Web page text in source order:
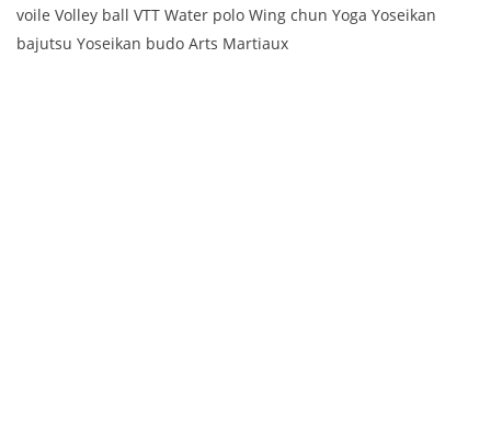
voile Volley ball VTT Water polo Wing chun Yoga Yoseikan
bajutsu Yoseikan budo Arts Martiaux